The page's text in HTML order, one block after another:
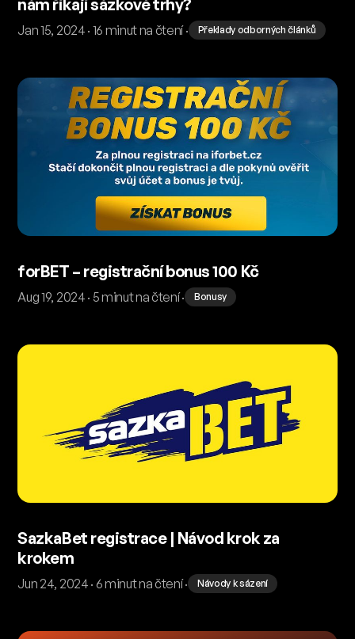
nám říkají sázkové trhy?
Jan 15, 2024 · 16 minut na čtení · Překlady odborných článků
forBET – registrační bonus 100 Kč
Aug 19, 2024 · 5 minut na čtení · Bonusy
SazkaBet registrace | Návod krok za
krokem
Jun 24, 2024 · 6 minut na čtení · Návody k sázení